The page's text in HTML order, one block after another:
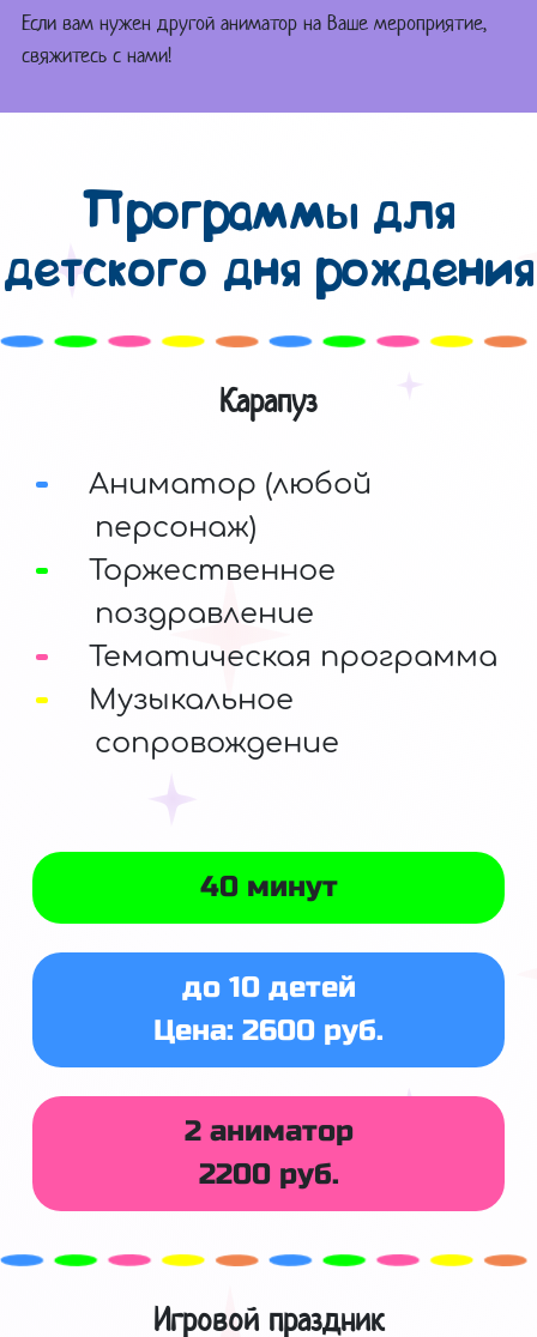
Если вам нужен другой аниматор на Ваше мероприятие,
свяжитесь с нами!
Программы для
детского дня рождения
Карапуз
Аниматор (любой
персонаж)
Торжественное
поздравление
Тематическая программа
Музыкальное
сопровождение
40 минут
до 10 детей
Цена: 2600 руб.
2 аниматор
2200 руб.
Игровой праздник